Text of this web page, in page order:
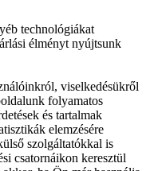
technológiákat
élményt nyújtsunk
viselkedésükről
folyamatos
és tartalmak
elemzésére
szolgáltatókkal is
csatornáikon keresztül